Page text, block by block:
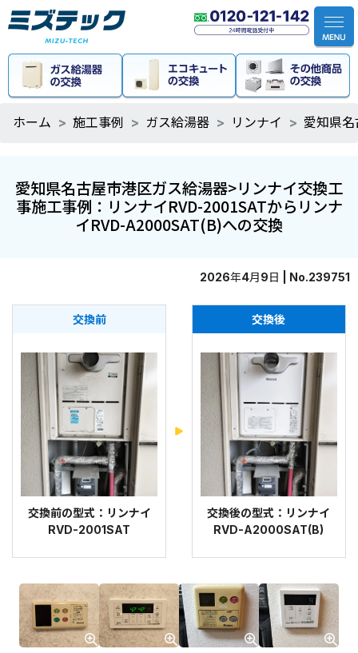
ホーム 施工事例 ガス給湯器 リンナイ 愛知県
愛知県名古屋市港区ガス給湯器>リンナイ交換工
事施工事例：リンナイRVD-2001SATからリンナ
イRVD-A2000SAT(B)への交換
2026年4月9日 | No.239751
交換前
交換前の型式：リンナイ
RVD-2001SAT
交換後
交換後の型式：リンナイ
RVD-A2000SAT(B)